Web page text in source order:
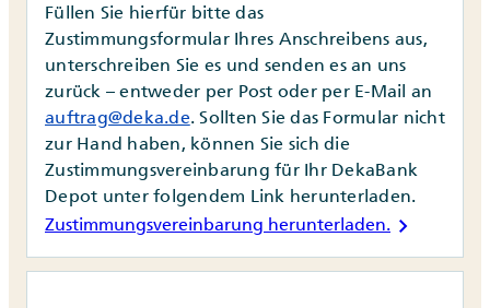
Füllen Sie hierfür bitte das
Zustimmungsformular Ihres Anschreibens aus,
unterschreiben Sie es und senden es an uns
zurück – entweder per Post oder per E-Mail an
auftrag@deka.de. Sollten Sie das Formular nicht
zur Hand haben, können Sie sich die
Zustimmungsvereinbarung für Ihr DekaBank
Depot unter folgendem Link herunterladen.
Zustimmungsvereinbarung herunterladen. chevron_right